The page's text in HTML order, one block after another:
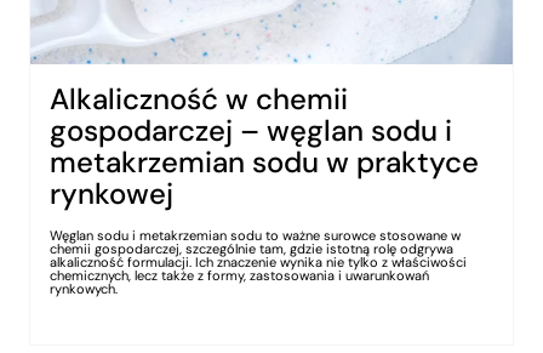
Alkaliczność w chemii
gospodarczej – węglan sodu i
metakrzemian sodu w praktyce
rynkowej
Węglan sodu i metakrzemian sodu to ważne surowce stosowane w
chemii gospodarczej, szczególnie tam, gdzie istotną rolę odgrywa
alkaliczność formulacji. Ich znaczenie wynika nie tylko z właściwości
chemicznych, lecz także z formy, zastosowania i uwarunkowań
rynkowych.